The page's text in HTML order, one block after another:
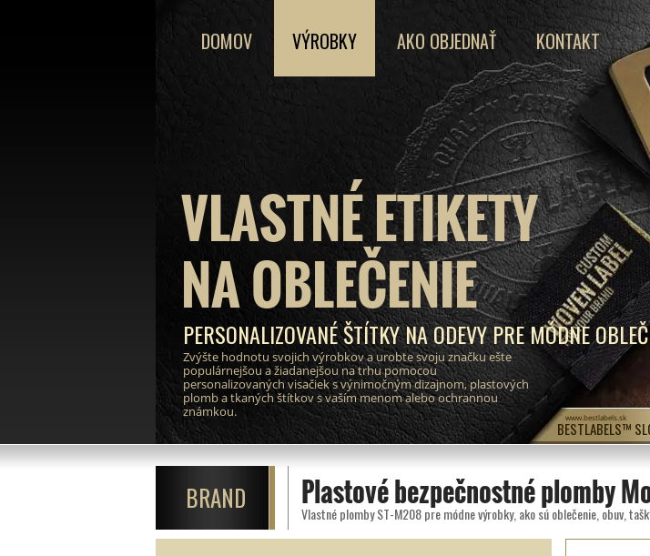
BESTLABELS™
www.bestlabels.sk
VLASTNÉ ETIKETY
NA OBLEČENIE
PERSONALIZOVANÉ ŠTÍTKY NA ODEVY PRE MÓDNE
Zvýšte hodnotu svojich výrobkov a urobte svoju značku ešte
populárnejšou a žiadanejšou na trhu pomocou
personalizovaných visačiek s výnimočným dizajnom, plastových
plomb a tkaných štítkov s vaším menom alebo ochrannou
známkou.
DOMOV VÝROBKY AKO OBJEDNAŤ KONTAKT
BRAND Plastové bezpečnostné plomby
Vlastné plomby ST-M208 pre módne výrobky, ako sú oblečenie, obuv,